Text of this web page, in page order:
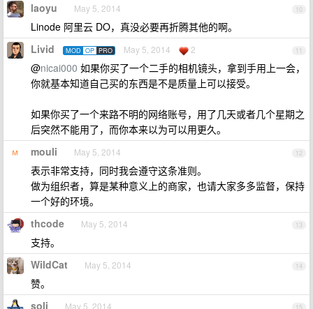
10
laoyu May 5, 2014
Linode 阿里云 DO，真没必要再折腾其他的啊。
11
Livid MOD OP PRO May 5, 2014 2
@nicai000 如果你买了一个二手的相机镜头，拿到手用上一会，
你就基本知道自己买的东西是不是质量上可以接受。
如果你买了一个来路不明的网络账号，用了几天或者几个星期之
后突然不能用了，而你本来以为可以用更久。
12
mouli May 5, 2014
表示非常支持，同时我会遵守这条准则。
做为组织者，算是某种意义上的商家，也请大家多多监督，保持
一个好的环境。
13
thcode May 5, 2014
支持。
14
WildCat May 5, 2014
赞。
soli May 5, 2014